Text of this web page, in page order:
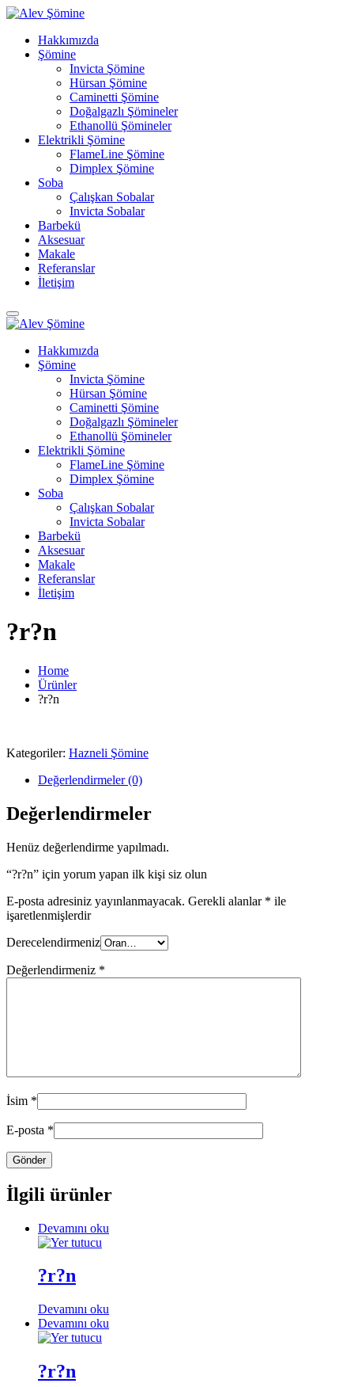
Hakkımızda
Şömine
Invicta Şömine
Hürsan Şömine
Caminetti Şömine
Doğalgazlı Şömineler
Ethanollü Şömineler
Elektrikli Şömine
FlameLine Şömine
Dimplex Şömine
Soba
Çalışkan Sobalar
Invicta Sobalar
Barbekü
Aksesuar
Makale
Referanslar
İletişim
Hakkımızda
Şömine
Invicta Şömine
Hürsan Şömine
Caminetti Şömine
Doğalgazlı Şömineler
Ethanollü Şömineler
Elektrikli Şömine
FlameLine Şömine
Dimplex Şömine
Soba
Çalışkan Sobalar
Invicta Sobalar
Barbekü
Aksesuar
Makale
Referanslar
İletişim
?r?n
Home
Ürünler
?r?n
Kategoriler: Hazneli Şömine
Değerlendirmeler (0)
Değerlendirmeler
Henüz değerlendirme yapılmadı.
“?r?n” için yorum yapan ilk kişi siz olun
E-posta adresiniz yayınlanmayacak. Gerekli alanlar * ile
işaretlenmişlerdir
Derecelendirmeniz
Değerlendirmeniz *
İsim *
E-posta *
İlgili ürünler
Devamını oku
?r?n
Devamını oku
Devamını oku
?r?n